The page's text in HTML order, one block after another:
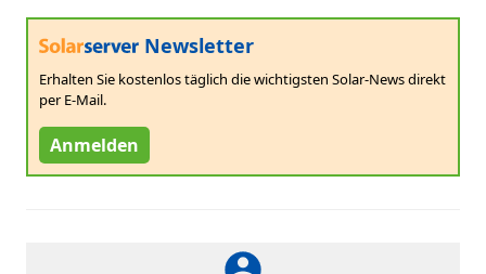
Newsletter
Erhalten Sie kostenlos täglich die wichtigsten Solar-News direkt
per E-Mail.
Anmelden